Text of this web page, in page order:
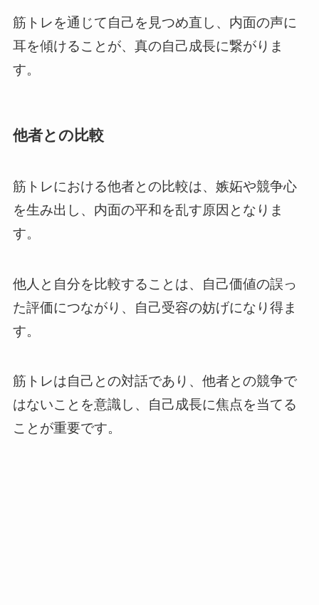
筋トレを通じて自己を見つめ直し、内面の声に
耳を傾けることが、真の自己成長に繋がりま
す。
他者との比較
筋トレにおける他者との比較は、嫉妬や競争心
を生み出し、内面の平和を乱す原因となりま
す。
他人と自分を比較することは、自己価値の誤っ
た評価につながり、自己受容の妨げになり得ま
す。
筋トレは自己との対話であり、他者との競争で
はないことを意識し、自己成長に焦点を当てる
ことが重要です。